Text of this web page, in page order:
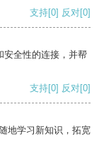
支持[0] 反对[0]
安全性的连接，并帮
支持[0] 反对[0]
地学习新知识，拓宽